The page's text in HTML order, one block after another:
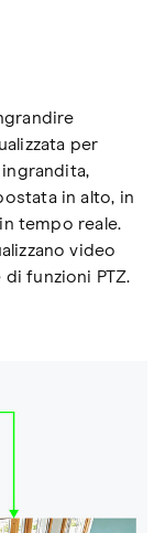
per
in alto, in
tempo reale.
video
funzioni PTZ.